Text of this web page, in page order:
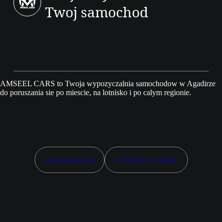
Twoj samochod
AMSEEL CARS to Twoja wypozyczalnia samochodow w Agadirze
do poruszania sie po miescie, na lotnisko i po calym regionie.
amseelcars5@gmail.com +212 662 500 181 · WhatsApp